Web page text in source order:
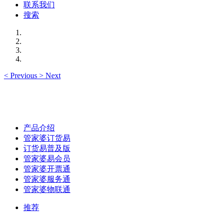
联系我们
搜索
< Previous > Next
产品介绍
管家婆订货易
订货易普及版
管家婆易会员
管家婆开票通
管家婆服务通
管家婆物联通
推荐